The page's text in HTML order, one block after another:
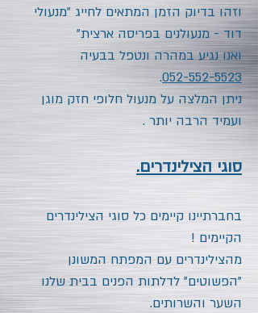
וזהו בדיוק הזמן המתאים לחייג "מנעולי
דוד - מנעולנים בפריסה ארצית"
ואנו נגיע במהרה ונטפל בבעיה
052-552-5523
.
ניתן המלצה על מנעול חלופי חזק מוגן
ועמיד הרבה יותר .
סוגי הצילינדרים.
בחברתיינו קיימים כל סוגי הצילינדרים
הקיימים !
מהצילינדרים עם המפתח המשונן
"הפשוטים" לדלתות הפנים בבית שלנו
השער והשרותים.